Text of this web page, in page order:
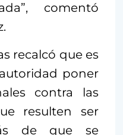
comentó
recalcó que es
poner
contra las
resulten ser
de que se